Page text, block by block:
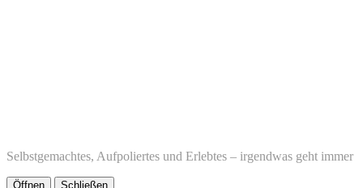
Selbstgemachtes, Aufpoliertes und Erlebtes – irgendwas geht immer
Öffnen Schließen